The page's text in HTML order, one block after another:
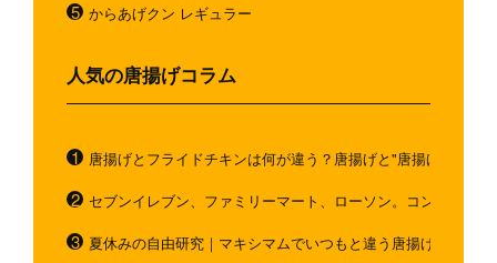
からあげクン レギュラー
人気の唐揚げコラム
唐揚げとフライドチキンは何が違う？唐揚げと"唐揚げと似て
セブンイレブン、ファミリーマート、ローソン。コンビニの
夏休みの自由研究｜マキシマムでいつもと違う唐揚げを作ろう